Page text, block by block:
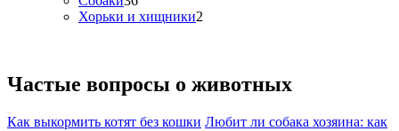
Хорьки и хищники2
Частые вопросы о животных
Как выкормить котят без кошки Любит ли собака хозяина: как